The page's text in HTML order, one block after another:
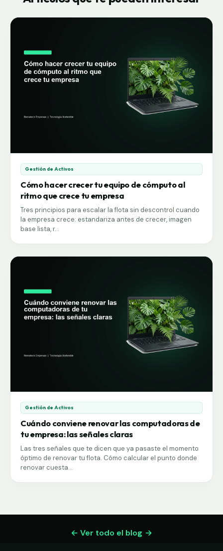
desembolso inicial. Puedes combinar ambas para
renovar sin frenar la operación.
Gestión de Activos
Cómo hacer crecer tu equipo de cómputo al
ritmo que crece tu empresa
Tres principios para escalar la flota sin descontrol cuando
la empresa crece: estandariza antes de crecer, imagen
base lista, r...
Gestión de Activos
Cuándo conviene renovar las computadoras de
tu empresa: las señales claras
Las tres señales que te dicen que ya pasaste el momento
óptimo de renovar tu flota. Cómo calcular el punto donde
renovar cuesta...
← Ver todo el blog